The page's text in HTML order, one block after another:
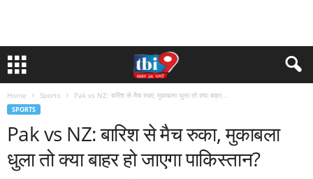
Home Sports Pak vs NZ: बारिश से मैच रुका, मुकाबला धुला तो क्या बाहर...
SPORTS
Pak vs NZ: बारिश से मैच रुका, मुकाबला
धुला तो क्या बाहर हो जाएगा पाकिस्तान?